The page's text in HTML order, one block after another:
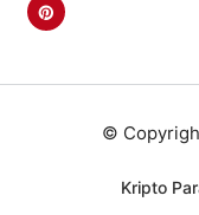
©
Kripto